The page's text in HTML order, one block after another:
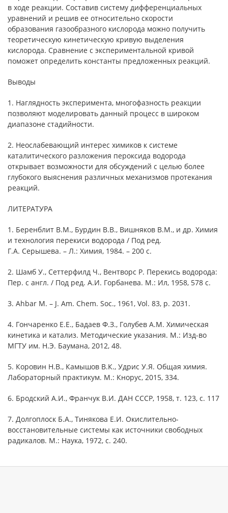
в ходе реакции. Составив систему дифференциальных
уравнений и решив ее относительно скорости
образования газообразного кислорода можно получить
теоретическую кинетическую кривую выделения
кислорода. Сравнение с экспериментальной кривой
поможет определить константы предложенных реакций.
Выводы
1. Наглядность эксперимента, многофазность реакции
позволяют моделировать данный процесс в широком
диапазоне стадийности.
2. Неослабевающий интерес химиков к системе
каталитического разложения пероксида водорода
открывает возможности для обсуждений с целью более
глубокого выяснения различных механизмов протекания
реакций.
ЛИТЕРАТУРА
1. Беренблит В.М., Бурдин В.В., Вишняков В.М., и др. Химия
и технология перекиси водорода / Под ред.
Г.А. Серышева. – Л.: Химия, 1984. – 200 с.
2. Шамб У., Сеттерфилд Ч., Вентворс Р. Перекись водорода:
Пер. с англ. / Под ред. А.И. Горбанева. М.: Ил, 1958, 578 с.
3. Ahbar M. – J. Am. Chem. Soc., 1961, Vol. 83, p. 2031.
4. Гончаренко Е.Е., Бадаев Ф.З., Голубев А.М. Химическая
кинетика и катализ. Методические указания. М.: Изд-во
МГТУ им. Н.Э. Баумана, 2012, 48.
5. Коровин Н.В., Камышов В.К., Удрис У.Я. Общая химия.
Лабораторный практикум. М.: Кнорус, 2015, 334.
6. Бродский А.И., Франчук В.И. ДАН СССР, 1958, т. 123, с. 117
7. Долгоплоск Б.А., Тинякова Е.И. Окислительно-
восстановительные системы как источники свободных
радикалов. М.: Наука, 1972, с. 240.